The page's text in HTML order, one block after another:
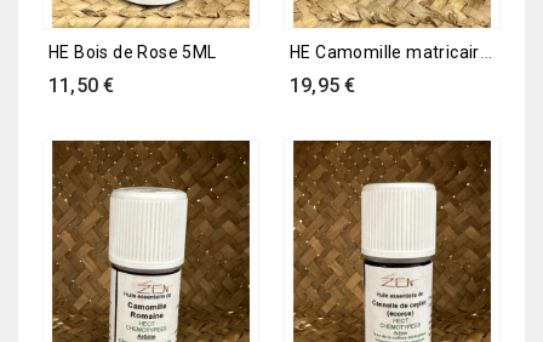
HE Bois de Rose 5ML
Prix
11,50 €
HE Camomille matricaire 4ML
Prix
19,95 €